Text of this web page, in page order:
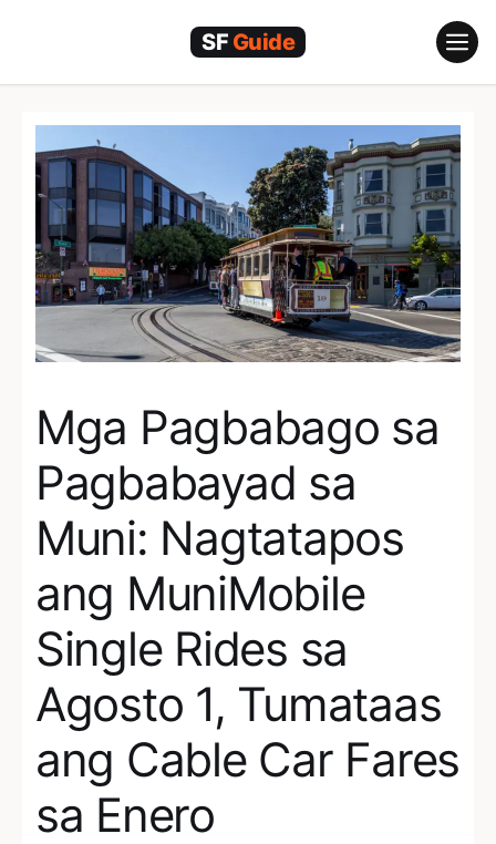
Mga Pagbabago sa
Pagbabayad sa
Muni: Nagtatapos
ang MuniMobile
Single Rides sa
Agosto 1, Tumataas
ang Cable Car Fares
sa Enero